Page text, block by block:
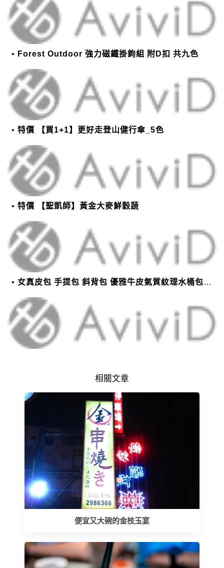
Forest Outdoor 強力磁鐵掛鉤組 附D扣 共九色
特價 【買1+1】更好走登山健行傘_5色
特價 【聖凱師】黃金大麥鮮穀蔬
女真皮包 手提包 斜背包 優雅牛皮氣質紋理水桶包(2色)【XBO7950112】＊艾美時尚(現+預)
相關文章
便宜又大碗的金枝玉宴